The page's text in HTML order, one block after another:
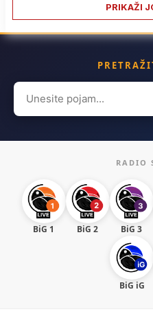
PRIKAŽI
Search
for:
RADIO
BiG 1 BiG 2 BiG 3
BiG iG